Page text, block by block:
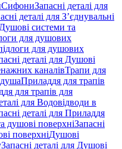
СифониЗапасні деталі для
деталі для З’єднувальні
Душові системи та
для душових
для душових
деталі для Душові
каналівТрапи для
душаПриладдя для трапів
для трапів для
для Водовідводи в
деталі для Приладдя
душові поверхніЗапасні
поверхніДушові
Запасні деталі для Душові